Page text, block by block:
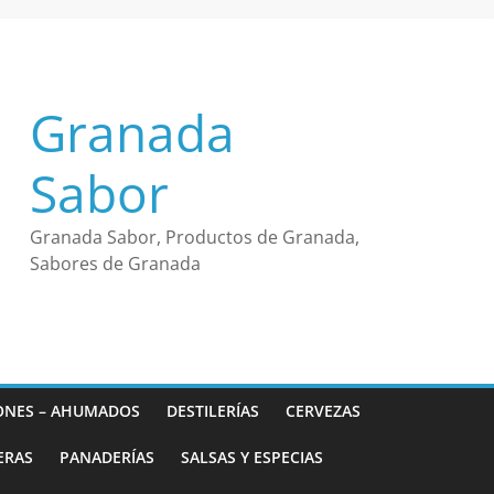
Granada
Sabor
Granada Sabor, Productos de Granada,
Sabores de Granada
– AHUMADOS DESTILERÍAS CERVEZAS
PANADERÍAS SALSAS Y ESPECIAS